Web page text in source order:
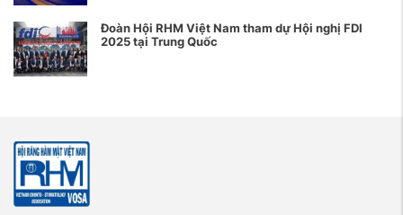
Đoàn Hội RHM Việt Nam tham dự Hội nghị FDI
2025 tại Trung Quốc